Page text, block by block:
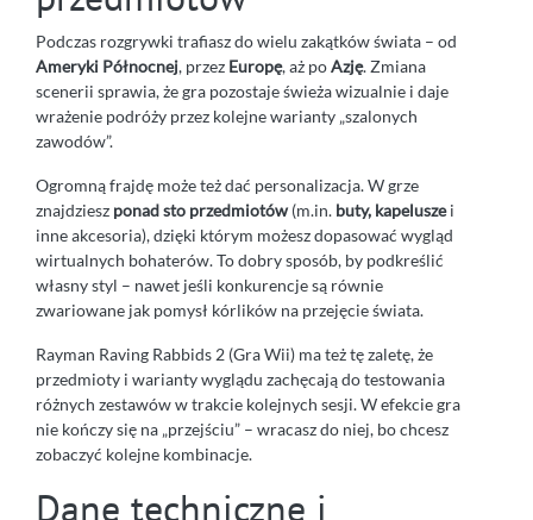
Podczas rozgrywki trafiasz do wielu zakątków świata – od
Ameryki Północnej, przez Europę, aż poAzję. Zmiana
scenerii sprawia, że gra pozostaje świeża wizualnie i daje
wrażenie podróży przez kolejne warianty „szalonych
zawodów”.
Ogromną frajdę może też dać personalizacja. W grze
znajdziesz ponad sto przedmiotów(m.in. buty, kapeluszei
inne akcesoria), dzięki którym możesz dopasować wygląd
wirtualnych bohaterów. To dobry sposób, by podkreślić
własny styl – nawet jeśli konkurencje są równie
zwariowane jak pomysł kórlików na przejęcie świata.
Rayman Raving Rabbids 2 (Gra Wii) ma też tę zaletę, że
przedmioty i warianty wyglądu zachęcają do testowania
różnych zestawów w trakcie kolejnych sesji. W efekcie gra
nie kończy się na „przejściu” – wracasz do niej, bo chcesz
zobaczyć kolejne kombinacje.
Dane techniczne i